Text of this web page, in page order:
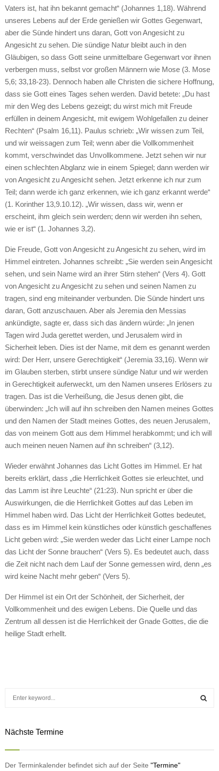
Vaters ist, hat ihn bekannt gemacht“ (Johannes 1,18). Während
unseres Lebens auf der Erde genießen wir Gottes Gegenwart,
aber die Sünde hindert uns daran, Gott von Angesicht zu
Angesicht zu sehen. Die sündige Natur bleibt auch in den
Gläubigen, so dass Gott seine unmittelbare Gegenwart vor ihnen
verbergen muss, selbst vor großen Männern wie Mose (3. Mose
5,6; 33,18-23). Dennoch haben alle Christen die sichere Hoffnung,
dass sie Gott eines Tages sehen werden. David betete: „Du hast
mir den Weg des Lebens gezeigt; du wirst mich mit Freude
erfüllen in deinem Angesicht, mit ewigem Wohlgefallen zu deiner
Rechten“ (Psalm 16,11). Paulus schrieb: „Wir wissen zum Teil,
und wir weissagen zum Teil; wenn aber die Vollkommenheit
kommt, verschwindet das Unvollkommene. Jetzt sehen wir nur
einen schlechten Abglanz wie in einem Spiegel; dann werden wir
von Angesicht zu Angesicht sehen. Jetzt erkenne ich nur zum
Teil; dann werde ich ganz erkennen, wie ich ganz erkannt werde“
(1. Korinther 13,9.10.12). „Wir wissen, dass wir, wenn er
erscheint, ihm gleich sein werden; denn wir werden ihn sehen,
wie er ist“ (1. Johannes 3,2).
Die Freude, Gott von Angesicht zu Angesicht zu sehen, wird im
Himmel eintreten. Johannes schreibt: „Sie werden sein Angesicht
sehen, und sein Name wird an ihrer Stirn stehen“ (Vers 4). Gott
von Angesicht zu Angesicht zu sehen und seinen Namen zu
tragen, sind eng miteinander verbunden. Die Sünde hindert uns
daran, Gott anzuschauen. Aber als Jeremia den Messias
ankündigte, sagte er, dass sich das ändern würde: „In jenen
Tagen wird Juda gerettet werden, und Jerusalem wird in
Sicherheit leben. Dies ist der Name, mit dem es genannt werden
wird: Der Herr, unsere Gerechtigkeit“ (Jeremia 33,16). Wenn wir
im Glauben sterben, stirbt unsere sündige Natur und wir werden
in Gerechtigkeit auferweckt, um den Namen unseres Erlösers zu
tragen. Das ist die Verheißung, die Jesus denen gibt, die
überwinden: „Ich will auf ihn schreiben den Namen meines Gottes
und den Namen der Stadt meines Gottes, des neuen Jerusalem,
das von meinem Gott aus dem Himmel herabkommt; und ich will
auch meinen neuen Namen auf ihn schreiben“ (3,12).
Wieder erwähnt Johannes das Licht Gottes im Himmel. Er hat
bereits erklärt, dass „die Herrlichkeit Gottes sie erleuchtet, und
das Lamm ist ihre Leuchte“ (21:23). Nun spricht er über die
Auswirkungen, die die Herrlichkeit Gottes auf das Leben im
Himmel haben wird. Das Licht der Herrlichkeit Gottes bedeutet,
dass es im Himmel kein künstliches oder künstlich geschaffenes
Licht geben wird: „Sie werden weder das Licht einer Lampe noch
das Licht der Sonne brauchen“ (Vers 5). Es bedeutet auch, dass
die Zeit nicht nach dem Lauf der Sonne gemessen wird, denn „es
wird keine Nacht mehr geben“ (Vers 5).
Der Himmel ist ein Ort der Schönheit, der Sicherheit, der
Vollkommenheit und des ewigen Lebens. Die Quelle und das
Zentrum all dessen ist die Herrlichkeit der Gnade Gottes, die die
heilige Stadt erhellt.
c
o
Nächste Termine
Der Terminkalender befindet sich auf der Seite "Termine"